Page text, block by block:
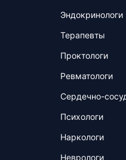
Эндокринологи
Терапевты
Проктологи
Ревматологи
Сердечно-
Психологи
Наркологи
Неврологи